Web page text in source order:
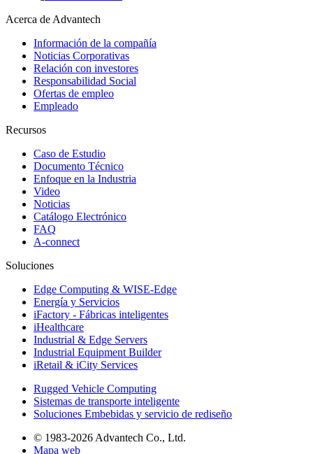
Acerca de Advantech
Información de la compañía
Noticias Corporativas
Relación con investores
Responsabilidad Social
Ofertas de empleo
Empleado
Recursos
Caso de Estudio
Documento Técnico
Enfoque en la Industria
Video
Noticias
Catálogo Electrónico
FAQ
A-connect
Soluciones
Edge Computing & WISE-Edge
Energía y Servicios
iFactory - Fábricas inteligentes
iHealthcare
Industrial & Edge Servers
Industrial Equipment Builder
iRetail & iCity Services
Rugged Vehicle Computing
Sistemas de transporte inteligente
Soluciones Embebidas y servicio de rediseño
© 1983-2026 Advantech Co., Ltd.
Mapa web